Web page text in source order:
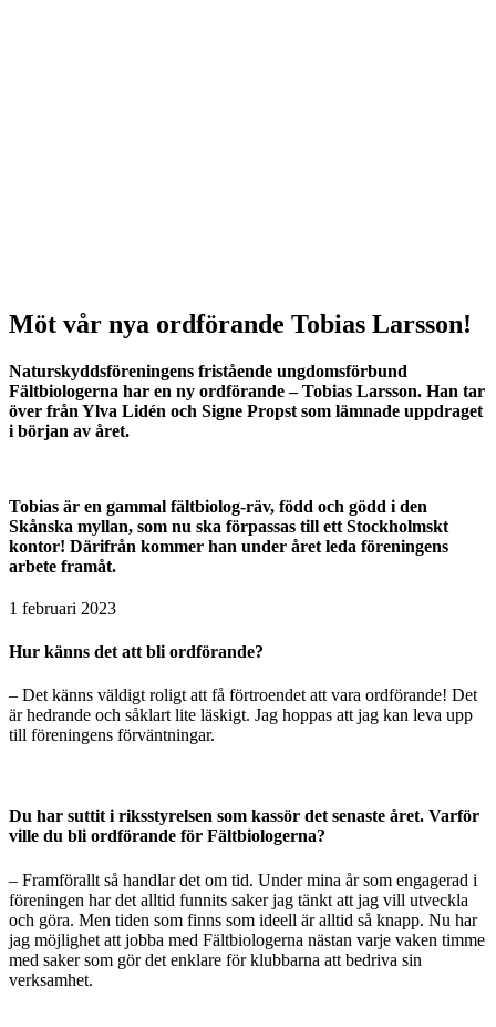
Möt vår nya ordförande Tobias Larsson!
Naturskyddsföreningens fristående ungdomsförbund
Fältbiologerna har en ny ordförande – Tobias Larsson. Han tar
över från Ylva Lidén och Signe Propst som lämnade uppdraget
i början av året.
Tobias är en gammal fältbiolog-räv, född och gödd i den
Skånska myllan, som nu ska förpassas till ett Stockholmskt
kontor! Därifrån kommer han under året leda föreningens
arbete framåt.
1 februari 2023
Hur känns det att bli ordförande?
– Det känns väldigt roligt att få förtroendet att vara ordförande! Det
är hedrande och såklart lite läskigt. Jag hoppas att jag kan leva upp
till föreningens förväntningar.
Du har suttit i riksstyrelsen som kassör det senaste året. Varför
ville du bli ordförande för Fältbiologerna?
– Framförallt så handlar det om tid. Under mina år som engagerad i
föreningen har det alltid funnits saker jag tänkt att jag vill utveckla
och göra. Men tiden som finns som ideell är alltid så knapp. Nu har
jag möjlighet att jobba med Fältbiologerna nästan varje vaken timme
med saker som gör det enklare för klubbarna att bedriva sin
verksamhet.